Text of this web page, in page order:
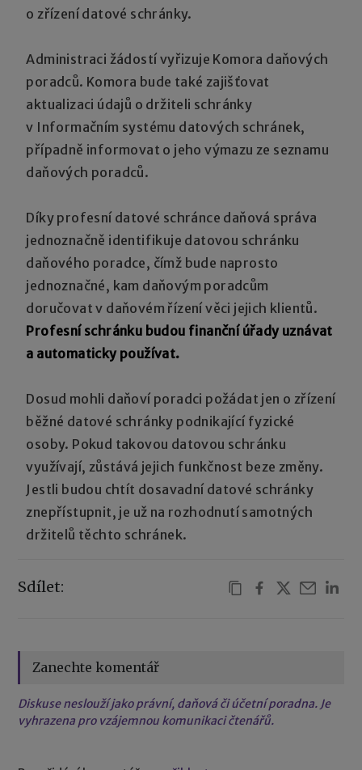
o zřízení datové schránky.
Administraci žádostí vyřizuje Komora daňových
poradců. Komora bude také zajišťovat
aktualizaci údajů o držiteli schránky
v Informačním systému datových schránek,
případně informovat o jeho výmazu ze seznamu
daňových poradců.
Díky profesní datové schránce daňová správa
jednoznačně identifikuje datovou schránku
daňového poradce, čímž bude naprosto
jednoznačné, kam daňovým poradcům
doručovat v daňovém řízení věci jejich klientů.
Profesní schránku budou finanční úřady uznávat
a automaticky používat.
Dosud mohli daňoví poradci požádat jen o zřízení
běžné datové schránky podnikající fyzické
osoby. Pokud takovou datovou schránku
využívají, zůstává jejich funkčnost beze změny.
Jestli budou chtít dosavadní datové schránky
znepřístupnit, je už na rozhodnutí samotných
držitelů těchto schránek.
Sdílet:
Zanechte komentář
Diskuse neslouží jako právní, daňová či účetní poradna. Je
vyhrazena pro vzájemnou komunikaci čtenářů.